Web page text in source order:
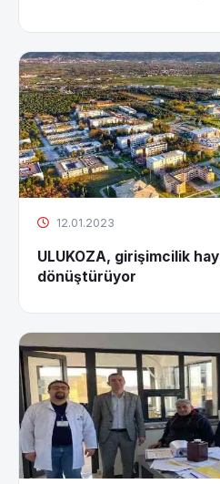
12.01.2023
ULUKOZA, girişimcilik
dönüştürüyor